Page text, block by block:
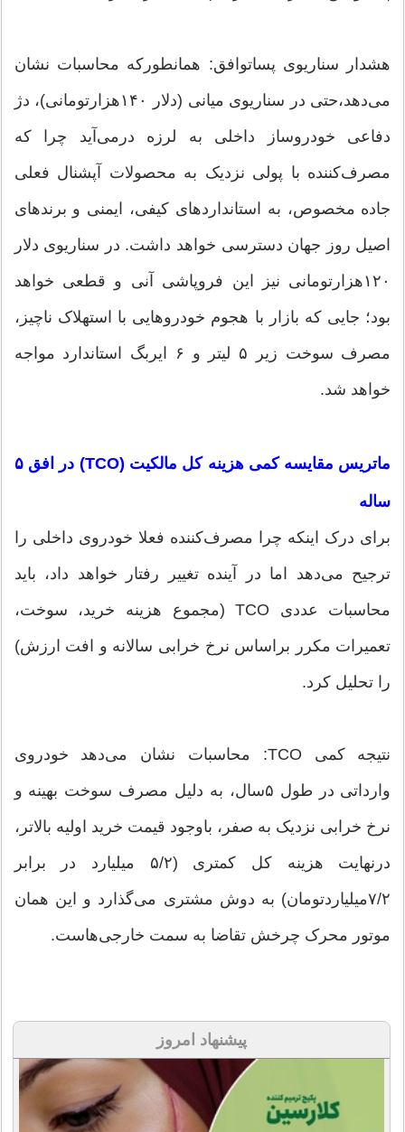
هشدار سناریوی پسا‌توافق: همانطورکه محاسبات نشان
می‌دهد،حتی در سناریوی میانی (دلار ۱۴۰‌هزارتومانی)، دژ
دفاعی خودروساز داخلی به لرزه درمی‌آید چرا که
مصرف‌کننده با پولی نزدیک به محصولات آپشنال فعلی
جاده مخصوص، به استانداردهای کیفی، ایمنی و برندهای
اصیل روز جهان دسترسی خواهد داشت. در سناریوی دلار
۱۲۰‌هزارتومانی نیز این فروپاشی آنی و قطعی خواهد
بود؛ جایی که بازار با هجوم خودروهایی با استهلاک ناچیز،
مصرف سوخت زیر ۵ لیتر و ۶ ایربگ استاندارد مواجه
خواهد شد.
ماتریس مقایسه کمی هزینه کل مالکیت (TCO) در افق ۵
ساله
برای درک اینکه چرا مصرف‌کننده فعلا خودروی داخلی را
ترجیح می‌دهد اما در آینده تغییر رفتار خواهد داد، باید
محاسبات عددی TCO (مجموع هزینه خرید، سوخت،
تعمیرات مکرر براساس نرخ خرابی سالانه و افت ارزش)
را تحلیل کرد.
نتیجه کمی TCO: محاسبات نشان می‌دهد خودروی
وارداتی در طول ۵‌سال، به دلیل مصرف سوخت بهینه و
نرخ خرابی نزدیک به صفر، باوجود قیمت خرید اولیه بالاتر،
درنهایت هزینه کل کمتری (۵/۲ میلیارد در برابر
۷/۲‌میلیاردتومان) به دوش مشتری می‌گذارد و این همان
موتور محرک چرخش تقاضا به سمت خارجی‌هاست.
پیشنهاد امروز